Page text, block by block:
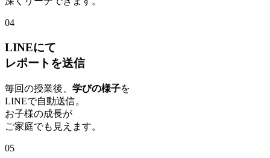
04
LINEにて
レポートを送信
毎回の授業後、 学びの様子を
LINEで自動送信。
お子様の成長が
ご家庭でも見えます。
05